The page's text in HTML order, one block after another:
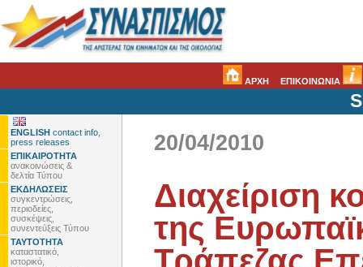
ΑΡΧΗ ΕΠΙΚΟΙΝΩΝΙΑ
ENGLISH contact info,
press releases
ΕΠΙΚΑΙΡΟΤΗΤΑ
ανακοινώσεις &
δελτία Τύπου
ΕΚΔΗΛΩΣΕΙΣ
συγκεντρώσεις,
περιοδείες,
συσκέψεις,
συνεντεύξεις Τύπου
ΤΑΥΤΟΤΗΤΑ
καταστατικό,
ιστορικό,
20/04/2010
Διαχείριση
της